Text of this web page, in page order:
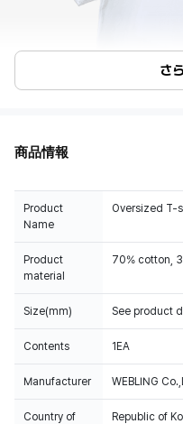
さ
商品情報
Product
Name
Oversized T-
Product
material
70% cotton,
Size(mm) See product
Contents 1EA
Manufacturer WEBLING
Country of
Republic of